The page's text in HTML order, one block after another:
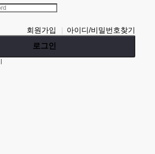
회원가입
아이디/비밀번호찾기
로그인